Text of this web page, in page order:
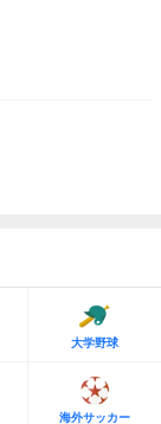
大学野球
海外サッカー